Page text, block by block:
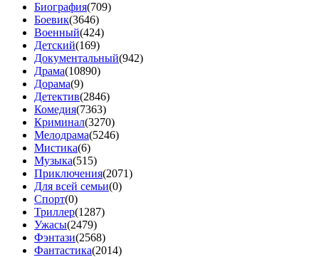
Биография(709)
Боевик(3646)
Военный(424)
Детский(169)
Документальный(942)
Драма(10890)
Дорама(9)
Детектив(2846)
Комедия(7363)
Криминал(3270)
Мелодрама(5246)
Мистика(6)
Музыка(515)
Приключения(2071)
Для всей семьи(0)
Спорт(0)
Триллер(1287)
Ужасы(2479)
Фэнтази(2568)
Фантастика(2014)